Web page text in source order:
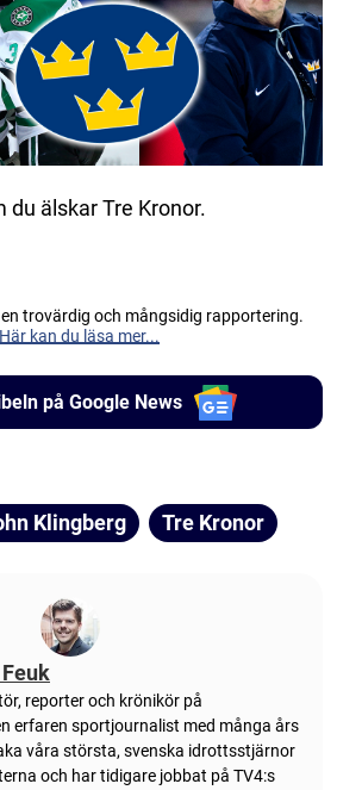
du älskar Tre Kronor.
trovärdig och mångsidig rapportering.
Här kan du läsa mer...
på Google News
Klingberg Tre Kronor
reporter och krönikör på
erfaren sportjournalist med många års
våra största, svenska idrottsstjärnor
och har tidigare jobbat på TV4:s